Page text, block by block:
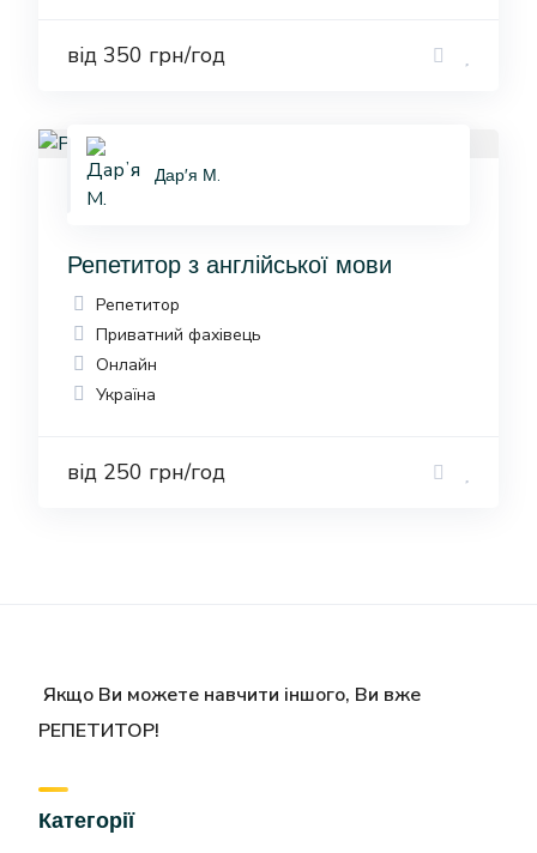
від 350 грн/год
Дарʼя М.
Репетитор з англійської мови
Репетитор
Приватний фахівець
Онлайн
Україна
від 250 грн/год
Якщо Ви можете навчити іншого, Ви вже
РЕПЕТИТОР!
Категорії